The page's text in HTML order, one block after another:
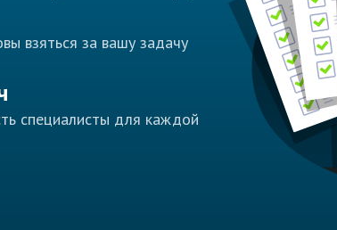
взяться за вашу задачу
специалисты для каждой